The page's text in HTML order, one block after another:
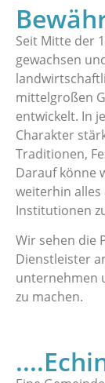
Seit Mitte der
gewachsen
mittelgroßen
entwickelt. In
Charakter
Traditionen,
Darauf könne
weiterhin alles
Institutionen
Wir sehen die
Dienstleister
unternehmen
zu machen.